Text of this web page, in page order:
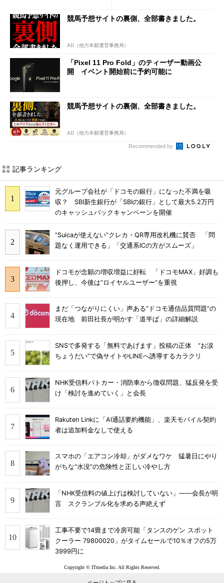
競馬予想サイトの裏側、全部書きました。
AD（他力本願運営事務局）
「Pixel 11 Pro Fold」のティーザー動画公
開 イベント開始前に予約可能に
競馬予想サイトの裏側、全部書きました。
AD（他力本願運営事務局）
Recommended by
記事ランキング
元グループ会社が「ドコモの銀行」になった不満を吸
収？ SBI新生銀行が「SBIの銀行」として最大5.2万円
のキャッシュバックキャンペーンを開催
“Suicaが使えない”クレカ・QR専用改札機に賛否 「問
題なく運用できる」「交通系ICの方がスムーズ」
ドコモが念願の増収増益に好転 「ドコモMAX」好調も
後押し、今後は“ロイヤルユーザー”を重視
まだ「つながりにくい」声ある“ドコモ通信品質問題”の
現在地 前田社長が明かす「道半ば」の詳細解説
SNSで多発する「無料であげます」投稿の正体 “お涙
ちょうだい”で偽サイトやLINEへ誘導するカラクリ
NHK受信料パトカー・消防車から徴収問題、猛反発を受
け「検討を進めていく」と会長
Rakuten Linkに「AI通話要約機能」、楽天モバイル契約
者は追加料金なしで使える
スマホの「エアコン冷却」がダメなワケ 猛暑日にやり
がちな“水没”の危険性と正しい冷やし方
「NHK受信料の値上げは検討していない」――会長が明
言 スクランブル化を求める声絶えず
工事不要で14畳まで冷房可能「タンスのゲン スポット
クーラー 79800020」がタイムセールで10％オフの5万
3999円に
Copyright © ITmedia Inc. All Rights Reserved.